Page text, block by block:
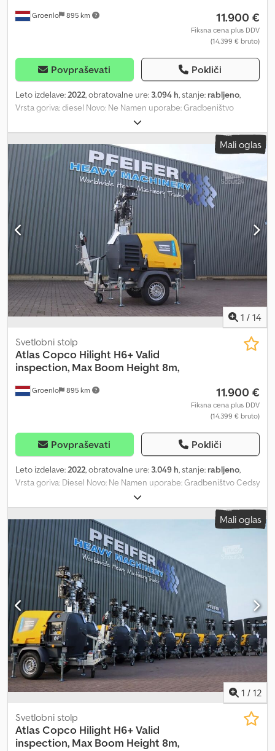
Groenlo 895 km 11.900 €
Fiksna cena plus DDV
(14.399 € bruto)
Povpraševati Pokliči
Leto izdelave: 2022, obratovalne ure: 3.094 h, stanje: rabljeno,
Vrsta goriva: diesel Novo: Ne Namen uporabe: Gradbeništvo
Znamka motorja: Kubota Dimenzije tovornega prostora: 209 x 129
x 250 cm Serijska številka: ESF208509 Za več informacij
kontaktirajte PFEIFER GROUP. Cjdpfxey Evm Re Aphoha Mali oglas
1 / 14
Groenlo 895 km
Svetlobni stolp
Atlas Copco Hilight H6+ Valid
inspection, Max Boom Height 8m,
11.900 €
Fiksna cena plus DDV
(14.399 € bruto)
Povpraševati Pokliči
Leto izdelave:2022, obratovalne ure: 3.049 h, stanje: rabljeno,
Vrsta goriva: Diesel Novo: Ne Namen uporabe: Gradbeništvo Cedsy
Evmwepfx Aphjha Znamka motorja: Kubota Dimenzije tovornega
prostora: 209 x 129 x 250 cm Serijska številka: ESF208613 Za več
informacij se obrnite na PFEIFER GROUP.
Mali oglas
1 / 12
Svetlobni stolp
Atlas Copco Hilight H6+ Valid
inspection, Max Boom Height 8m,